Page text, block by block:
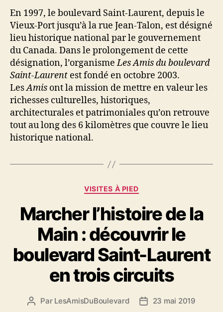
En 1997, le boulevard Saint-Laurent, depuis le
Vieux-Port jusqu’à la rue Jean-Talon, est désigné
lieu historique national par le gouvernement
du Canada. Dans le prolongement de cette
désignation, l’organismeLes Amis du boulevard
Saint-Laurent est fondé en octobre 2003.
LesAmis ont la mission de mettre en valeur les
richesses culturelles, historiques,
architecturales et patrimoniales qu’on retrouve
tout au long des 6 kilomètres que couvre le lieu
historique national.
Catégories
VISITES À PIED
Marcher l’histoire de la
Main : découvrir le
boulevard Saint-Laurent
en trois circuits
Auteur
Par LesAmisDuBoulevard
Date23 mai 2019